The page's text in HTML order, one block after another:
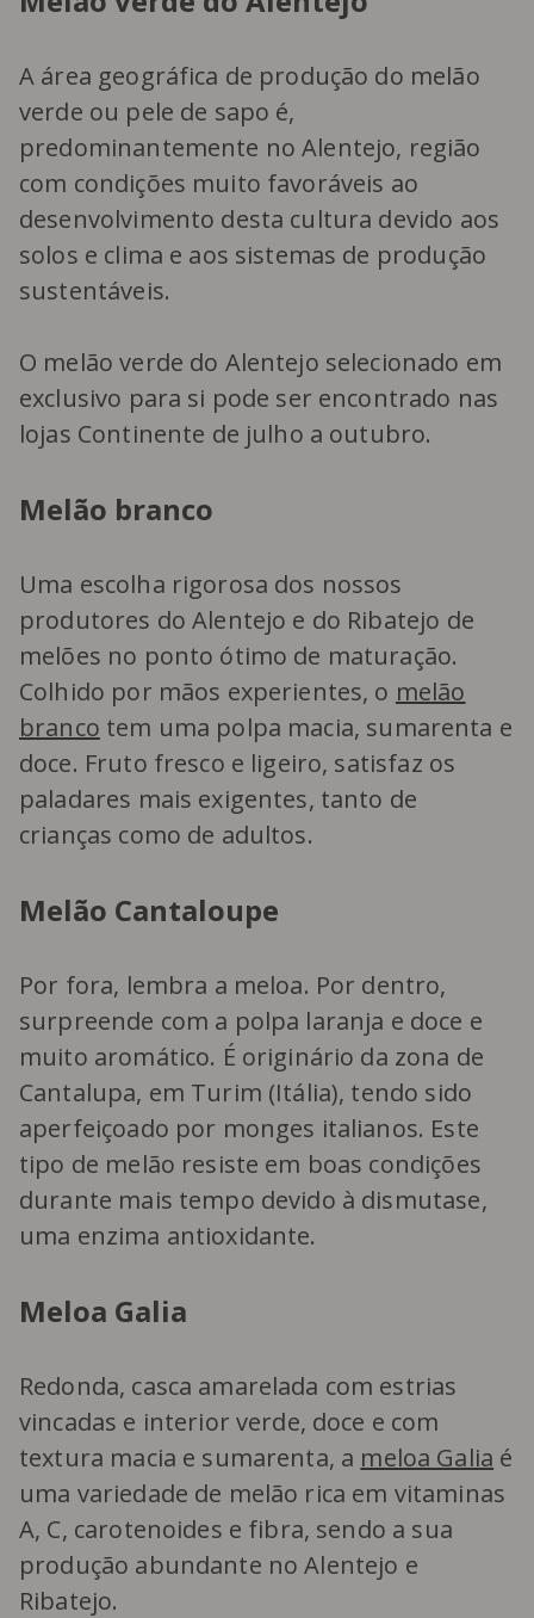
A área geográfica de produção do melão
verde ou pele de sapo é,
predominantemente no Alentejo, região
com condições muito favoráveis ao
desenvolvimento desta cultura devido aos
solos e clima e aos sistemas de produção
sustentáveis.
O melão verde do Alentejo selecionado em
exclusivo para si pode ser encontrado nas
lojas Continente de julho a outubro.
Melão branco
Uma escolha rigorosa dos nossos
produtores do Alentejo e do Ribatejo de
melões no ponto ótimo de maturação.
Colhido por mãos experientes, o melão
branco tem uma polpa macia, sumarenta e
doce. Fruto fresco e ligeiro, satisfaz os
paladares mais exigentes, tanto de
crianças como de adultos.
Melão Cantaloupe
Por fora, lembra a meloa. Por dentro,
surpreende com a polpa laranja e doce e
muito aromático. É originário da zona de
Cantalupa, em Turim (Itália), tendo sido
aperfeiçoado por monges italianos. Este
tipo de melão resiste em boas condições
durante mais tempo devido à dismutase,
uma enzima antioxidante.
Meloa Galia
Redonda, casca amarelada com estrias
vincadas e interior verde, doce e com
textura macia e sumarenta, a meloa Galia é
uma variedade de melão rica em vitaminas
A, C, carotenoides e fibra, sendo a sua
produção abundante no Alentejo e
Ribatejo.